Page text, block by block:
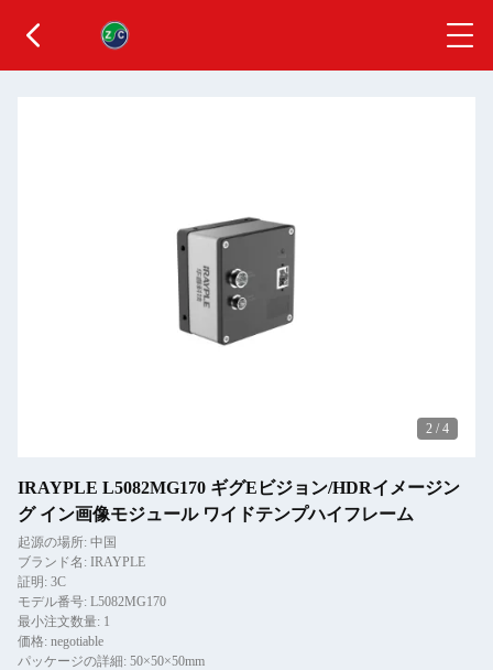
2 / 4
IRAYPLE L5082MG170 ギグEビジョン/HDRイメージン
グ イン画像モジュール ワイドテンプハイフレーム
起源の場所: 中国
ブランド名: IRAYPLE
証明: 3C
モデル番号: L5082MG170
最小注文数量: 1
価格: negotiable
パッケージの詳細: 50×50×50mm